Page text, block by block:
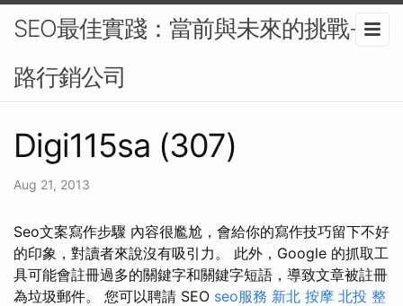
SEO最佳實踐：當前與未來的挑戰-網
路行銷公司
Digi115sa (307)
Aug 21, 2013
Seo文案寫作步驟 內容很尷尬，會給你的寫作技巧留下不好
的印象，對讀者來說沒有吸引力。 此外，Google 的抓取工
具可能會註冊過多的關鍵字和關鍵字短語，導致文章被註冊
為垃圾郵件。 您可以聘請 SEO seo服務 新北 按摩 北投 整